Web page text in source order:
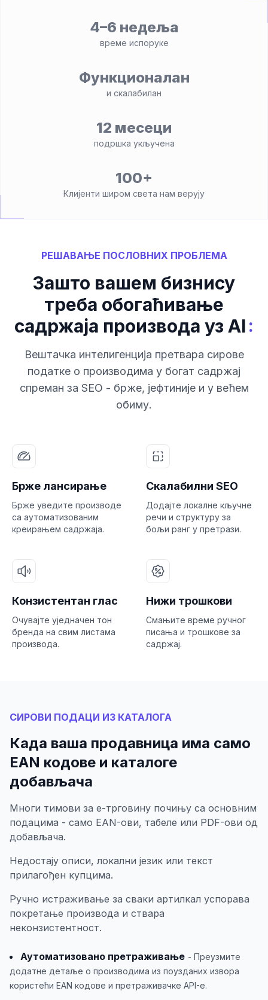
4–6 недеља
време испоруке
Функционалан
и скалабилан
12 месеци
подршка укључена
100+
Клијенти широм света нам верују
РЕШАВАЊЕ ПОСЛОВНИХ ПРОБЛЕМА
Зашто вашем бизнису
треба обогаћивање
садржаја производа уз AI:
Вештачка интелигенција претвара сирове
податке о производима у богат садржај
спреман за SEO - брже, јефтиније и у већем
обиму.
Брже лансирање
Брже уведите производе
са аутоматизованим
креирањем садржаја.
Скалабилни SEO
Додајте локалне кључне
речи и структуру за
бољи ранг у претрази.
Конзистентан глас
Очувајте уједначен тон
бренда на свим листама
производа.
Нижи трошкови
Смањите време ручног
писања и трошкове за
садржај.
СИРОВИ ПОДАЦИ ИЗ КАТАЛОГА
Када ваша продавница има само
EAN кодове и каталоге
добављача
Многи тимови за е-трговину почињу са основним
подацима - само EAN-ови, табеле или PDF-ови од
добављача.
Недостају описи, локални језик или текст
прилагођен купцима.
Ручно истраживање за сваки артилкал успорава
покретање производа и ствара
неконзистентност.
Аутоматизовано претраживање - Преузмите
додатне детаље о производима из поузданих извора
користећи EAN кодове и претраживачке API-е.